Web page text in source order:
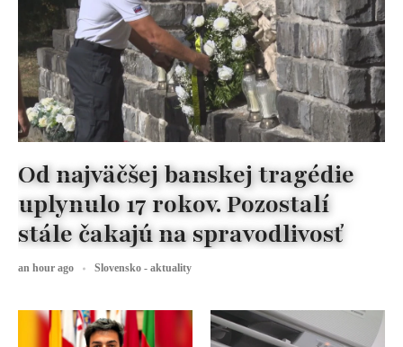
Od najväčšej banskej tragédie
uplynulo 17 rokov. Pozostalí
stále čakajú na spravodlivosť
an hour ago Slovensko - aktuality